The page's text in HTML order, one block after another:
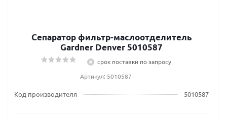
Сепаратор фильтр-маслоотделитель
Gardner Denver 5010587
срок поставки по запросу
Артикул: 5010587
Код производителя 5010587